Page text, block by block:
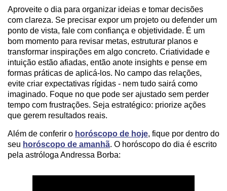
Aproveite o dia para organizar ideias e tomar decisões
com clareza. Se precisar expor um projeto ou defender um
ponto de vista, fale com confiança e objetividade. É um
bom momento para revisar metas, estruturar planos e
transformar inspirações em algo concreto. Criatividade e
intuição estão afiadas, então anote insights e pense em
formas práticas de aplicá-los. No campo das relações,
evite criar expectativas rígidas - nem tudo sairá como
imaginado. Foque no que pode ser ajustado sem perder
tempo com frustrações. Seja estratégico: priorize ações
que gerem resultados reais.
Além de conferir o horóscopo de hoje, fique por dentro do
seu horóscopo de amanhã. O horóscopo do dia é escrito
pela astróloga Andressa Borba: